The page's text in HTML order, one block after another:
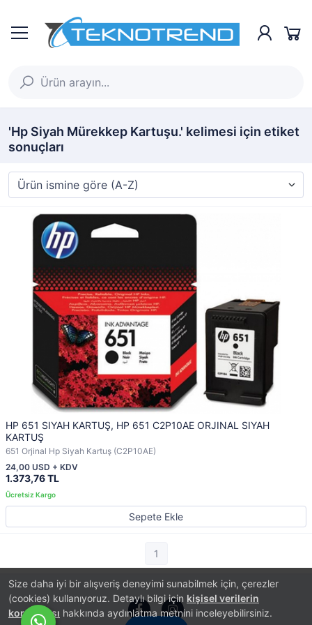
Size daha iyi bir alışveriş deneyimi sunabilmek için, çerezler
(cookies) kullanıyoruz. Detaylı bilgi için kişisel verilerin
korunması hakkında aydınlatma metnini inceleyebilirsiniz.
'Hp Siyah Mürekkep Kartuşu.' kelimesi için etiket
sonuçları
HP 651 SIYAH KARTUŞ, HP 651 C2P10AE ORJINAL SIYAH
KARTUŞ
651 Orjinal Hp Siyah Kartuş (C2P10AE)
1.373,76 TL
24,00 USD + KDV
Sepete Ekle
1